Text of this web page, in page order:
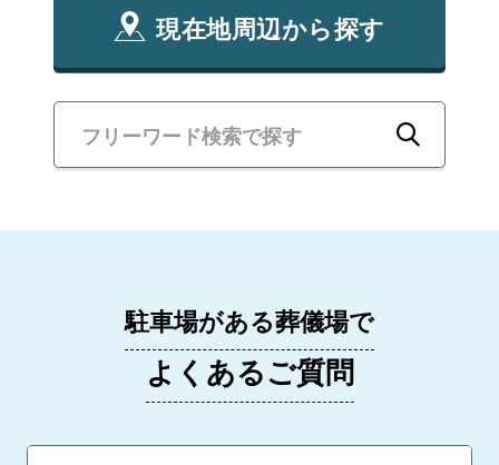
現在地周辺から探す
駐車場がある葬儀場で
よくあるご質問